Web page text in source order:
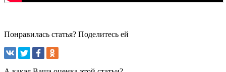
Понравилась статья? Поделитесь ей